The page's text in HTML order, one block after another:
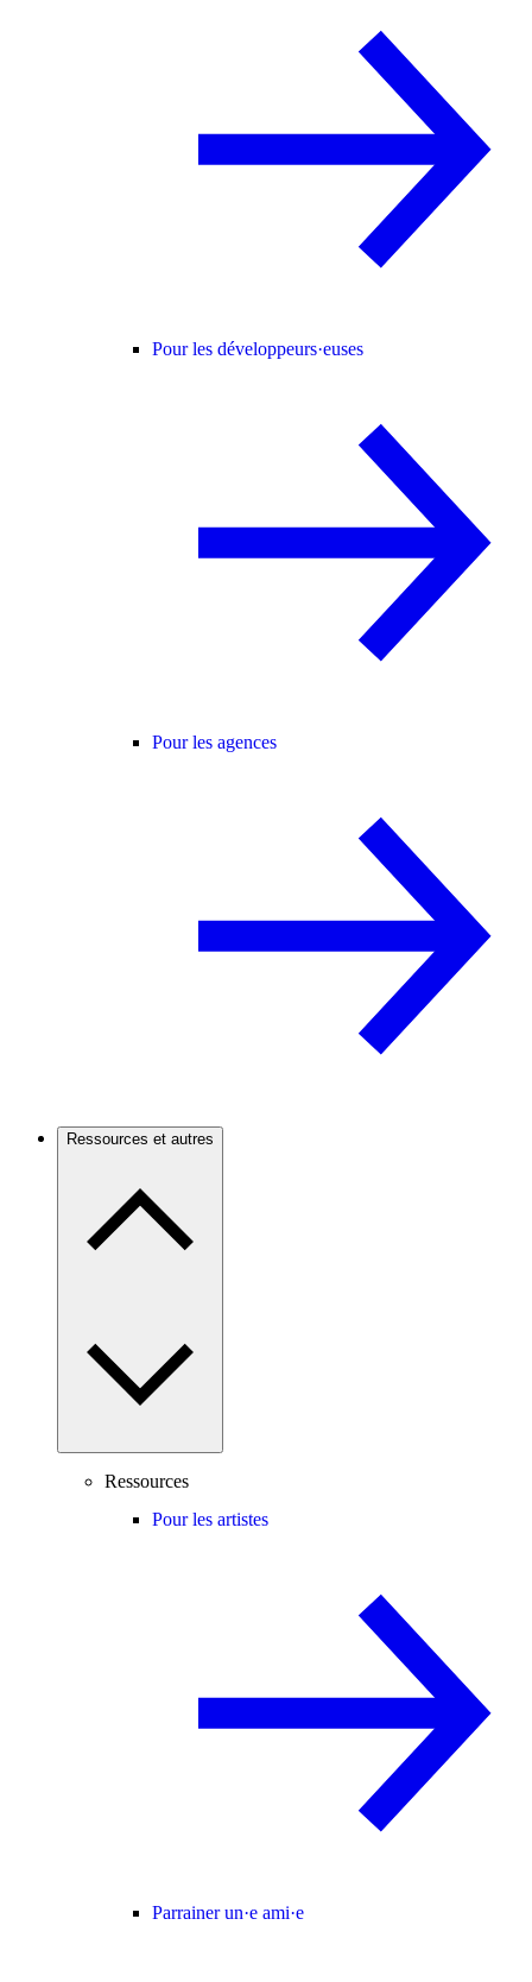
Pour les développeurs·euses
Pour les agences
Ressources et autres
Ressources
Pour les artistes
Parrainer un·e ami·e